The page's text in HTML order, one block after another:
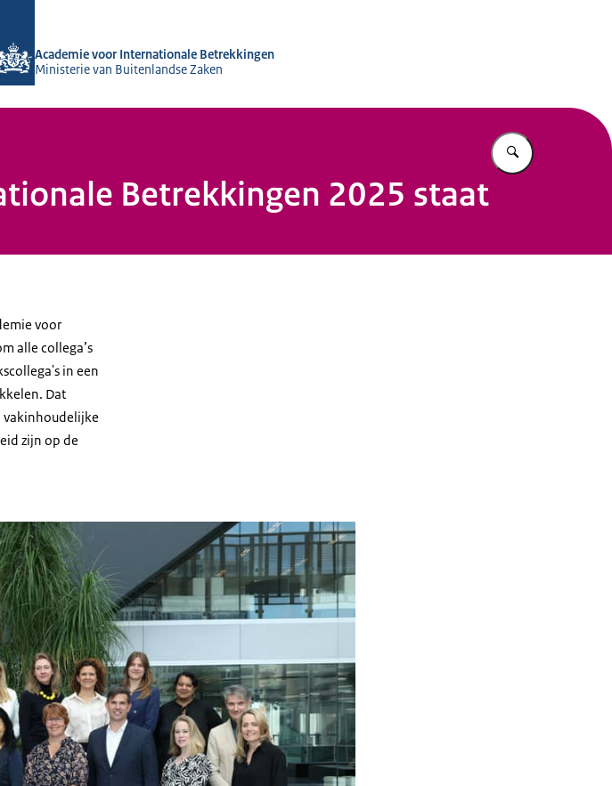
Academie voor Internationale Betrekkingen
Ministerie van Buitenlandse Zaken
Vul in wat u
Betrekkingen 2025 staat
voor
alle collega’s
in een
Dat
vakinhoudelijke
zijn op de